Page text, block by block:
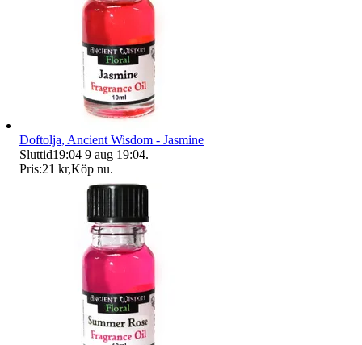
Doftolja, Ancient Wisdom - Jasmine
Sluttid19:04 9 aug 19:04.
Pris:21 kr,Köp nu.